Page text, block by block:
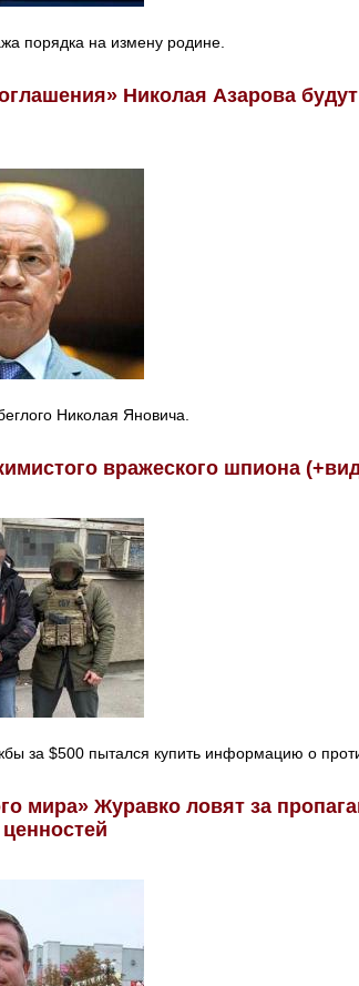
порядка на измену родине.
Николая Азарова
Николая Яновича.
вражеского шпиона
за $500 пытался купить информацию о
мира» Журавко ловят за